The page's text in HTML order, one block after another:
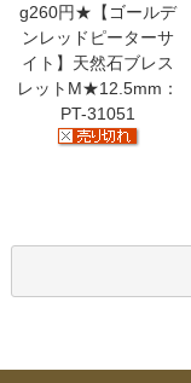
g260円★【ゴールデ
ンレッドピーターサ
イト】天然石ブレス
レットM★12.5mm：
PT-31051